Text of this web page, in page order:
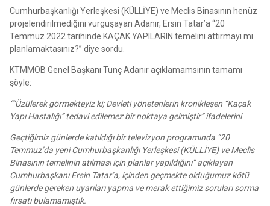
Cumhurbaşkanlığı Yerleşkesi (KÜLLİYE) ve Meclis Binasının henüz
projelendirilmediğini vurguşayan Adanır, Ersin Tatar’a “20
Temmuz 2022 tarihinde KAÇAK YAPILARIN temelini attırmayı mı
planlamaktasınız?” diye sordu.
KTMMOB Genel Başkanı Tunç Adanır açıklamamsının tamamı
şöyle:
“”Üzülerek görmekteyiz ki; Devleti yönetenlerin kronikleşen “Kaçak
Yapı Hastalığı” tedavi edilemez bir noktaya gelmiştir” ifadelerini
Geçtiğimiz günlerde katıldığı bir televizyon programında “20
Temmuz’da yeni Cumhurbaşkanlığı Yerleşkesi (KÜLLİYE) ve Meclis
Binasının temelinin atılması için planlar yapıldığını” açıklayan
Cumhurbaşkanı Ersin Tatar’a, içinden geçmekte olduğumuz kötü
günlerde gereken uyarıları yapma ve merak ettiğimiz soruları sorma
fırsatı bulamamıştık.